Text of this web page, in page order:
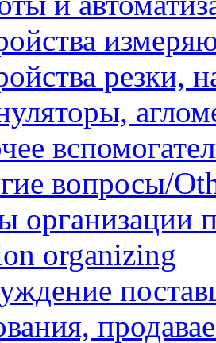
резки,
вопросы/
организации
organizing